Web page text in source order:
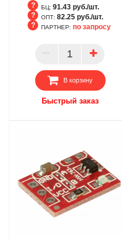
БЦ: 91.43 руб./шт.
ОПТ: 82.25 руб./шт.
ПАРТНЕР
ПАРТНЕР: по запросу
В корзину
Быстрый заказ